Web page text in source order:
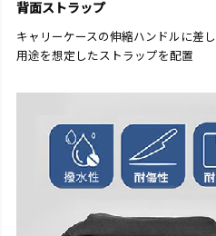
背面ストラップ
キャリーケースの伸縮ハンドルに差
用途を想定したストラップを配置